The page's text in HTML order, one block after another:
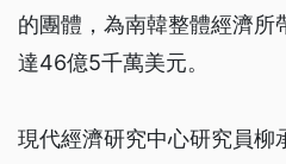
的團體，為南韓整體經濟所
達46億5千萬美元。
現代經濟研究中心研究員柳